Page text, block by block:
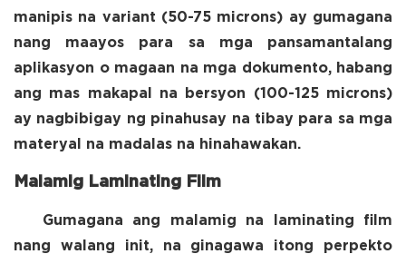
manipis na variant (50-75 microns) ay gumagana
nang maayos para sa mga pansamantalang
aplikasyon o magaan na mga dokumento, habang
ang mas makapal na bersyon (100-125 microns)
ay nagbibigay ng pinahusay na tibay para sa mga
materyal na madalas na hinahawakan.
Malamig Laminating Film
Gumagana ang malamig na laminating film
nang walang init, na ginagawa itong perpekto